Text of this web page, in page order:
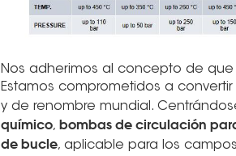
Nos adherimos al concepto de
Estamos comprometidos a
y de renombre mundial.
químico, bombas de circulación
de bucle, aplicable para los